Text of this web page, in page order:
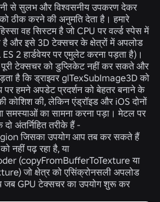
से सुलभ और विश्वसनीय उपकरण देकर
ठीक करने की अनुमति देता है। हमारे
वह सिस्टम है जो CPU पर वर्ल्ड स्पेस में
है और इसे 3D टेक्सचर के क्षेत्रों में अपलोड
2 हार्डवेयर पर एमुलेट करना पड़ता है)।
टेक्सचर को डुप्लिकेट नहीं कर सकते और
है कि ड्राइवर glTexSubImage3D को
हमने अपडेट प्रदर्शन को बेहतर बनाने के
कोशिश की, लेकिन एंड्रॉइड और iOS दोनों
समस्याओं का सामना करना पड़ा। मेटल पर
अंतर्निहित तरीके हैं -
जिसका उपयोग आप तब कर सकते हैं
नहीं पढ़ रहा है, या
(copyFromBufferToTexture या
जो क्षेत्र को एसिंक्रोनसली अपलोड
जब GPU टेक्सचर का उपयोग शुरू कर